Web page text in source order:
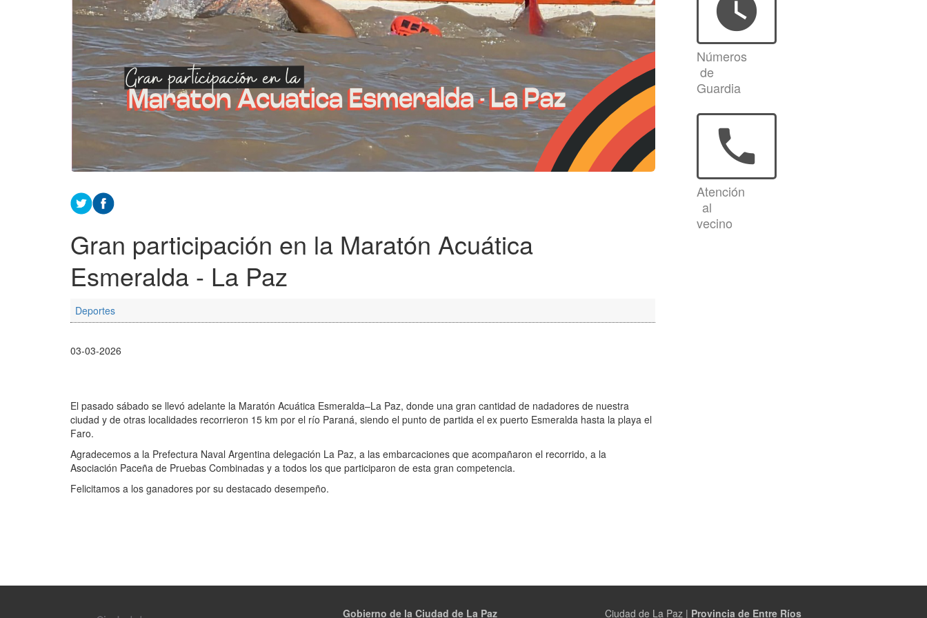
Gran participación en la Maratón Acuática
Esmeralda - La Paz
Deportes
03-03-2026
El pasado sábado se llevó adelante la Maratón Acuática Esmeralda–La Paz, donde una gran cantidad de nadadores de nuestra
ciudad y de otras localidades recorrieron 15 km por el río Paraná, siendo el punto de partida el ex puerto Esmeralda hasta la playa el
Faro.
Agradecemos a la Prefectura Naval Argentina delegación La Paz, a las embarcaciones que acompañaron el recorrido, a la
Asociación Paceña de Pruebas Combinadas y a todos los que participaron de esta gran competencia.
Felicitamos a los ganadores por su destacado desempeño.
watch_later
Números
de
Guardia
phone
Atención
al
vecino
Gobierno de la Ciudad de La Paz Ciudad de La Paz | Provincia de Entre Ríos